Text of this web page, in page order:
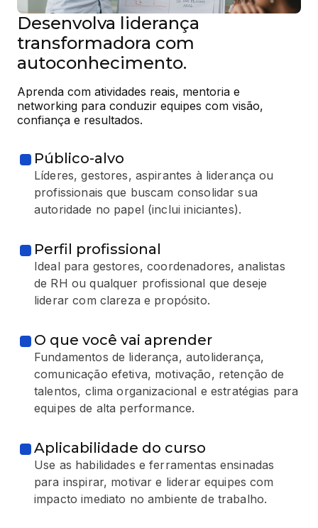
Desenvolva liderança
transformadora com
autoconhecimento.
Aprenda com atividades reais, mentoria e
networking para conduzir equipes com visão,
confiança e resultados.
Público-alvo
Líderes, gestores, aspirantes à liderança ou
profissionais que buscam consolidar sua
autoridade no papel (inclui iniciantes).
Perfil profissional
Ideal para gestores, coordenadores, analistas
de RH ou qualquer profissional que deseje
liderar com clareza e propósito.
O que você vai aprender
Fundamentos de liderança, autoliderança,
comunicação efetiva, motivação, retenção de
talentos, clima organizacional e estratégias para
equipes de alta performance.
Aplicabilidade do curso
Use as habilidades e ferramentas ensinadas
para inspirar, motivar e liderar equipes com
impacto imediato no ambiente de trabalho.